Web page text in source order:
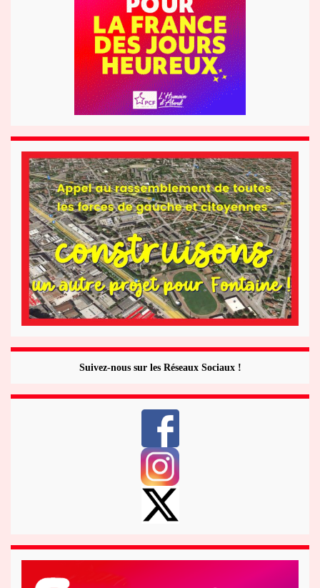
Suivez-nous sur les Réseaux Sociaux !